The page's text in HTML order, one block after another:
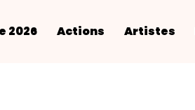
2026 Actions Artistes